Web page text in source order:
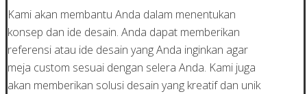
Kami akan membantu Anda dalam menentukan
konsep dan ide desain. Anda dapat memberikan
referensi atau ide desain yang Anda inginkan agar
meja custom sesuai dengan selera Anda. Kami juga
akan memberikan solusi desain yang kreatif dan unik